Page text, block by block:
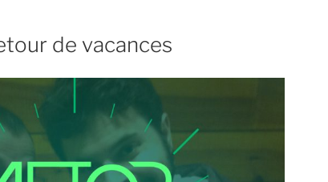
de vacances